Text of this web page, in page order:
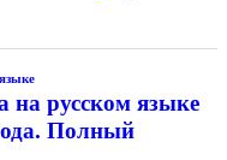
на русском языке
Полный